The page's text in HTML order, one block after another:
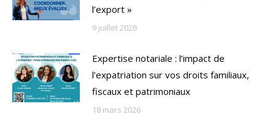
l’export »
9 juillet 2026
Expertise notariale : l’impact de
l’expatriation sur vos droits familiaux,
fiscaux et patrimoniaux
18 mars 2026